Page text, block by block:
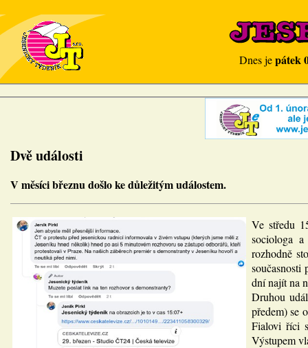
Dnes jepátek
Dvě události
V měsíci březnu došlo ke důležitým událostem.
Ve středu
sociologa
rozhodně
současnosti
dní najít na
Druhou
předem) se
Fialovi říci
Výstupem